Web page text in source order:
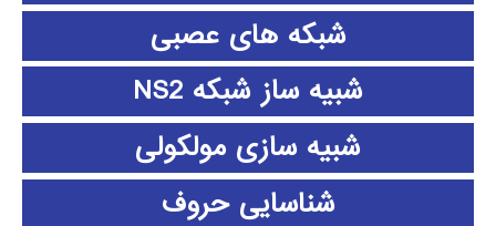
شبکه های عصبی
شبیه ساز شبکه NS2
شبیه سازی مولکولی
شناسایی حروف